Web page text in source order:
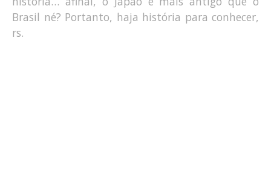
Brasil né? Portanto, haja história para conhecer,
rs.